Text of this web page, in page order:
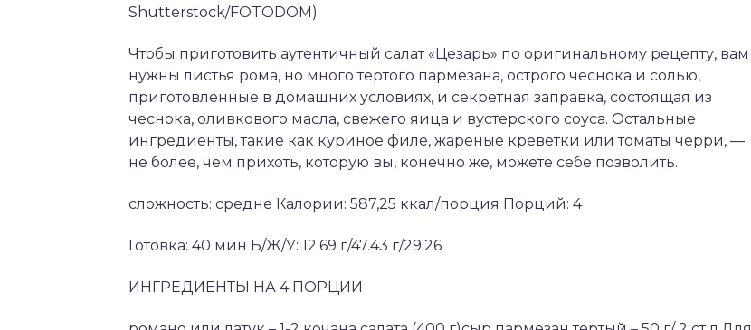
Shutterstock/FOTODOM)
Чтобы приготовить аутентичный салат «Цезарь» по оригинальному рецепту, вам
нужны листья рома, но много тертого пармезана, острого чеснока и солью,
приготовленные в домашних условиях, и секретная заправка, состоящая из
чеснока, оливкового масла, свежего яица и вустерского соуса. Остальные
ингредиенты, такие как куриное филе, жареные креветки или томаты черри, —
не более, чем прихоть, которую вы, конечно же, можете себе позволить.
сложность: средне Калории: 587,25 ккал/порция Порций: 4
Готовка: 40 мин Б/Ж/У: 12.69 г/47.43 г/29.26
ИНГРЕДИЕНТЫ НА 4 ПОРЦИИ